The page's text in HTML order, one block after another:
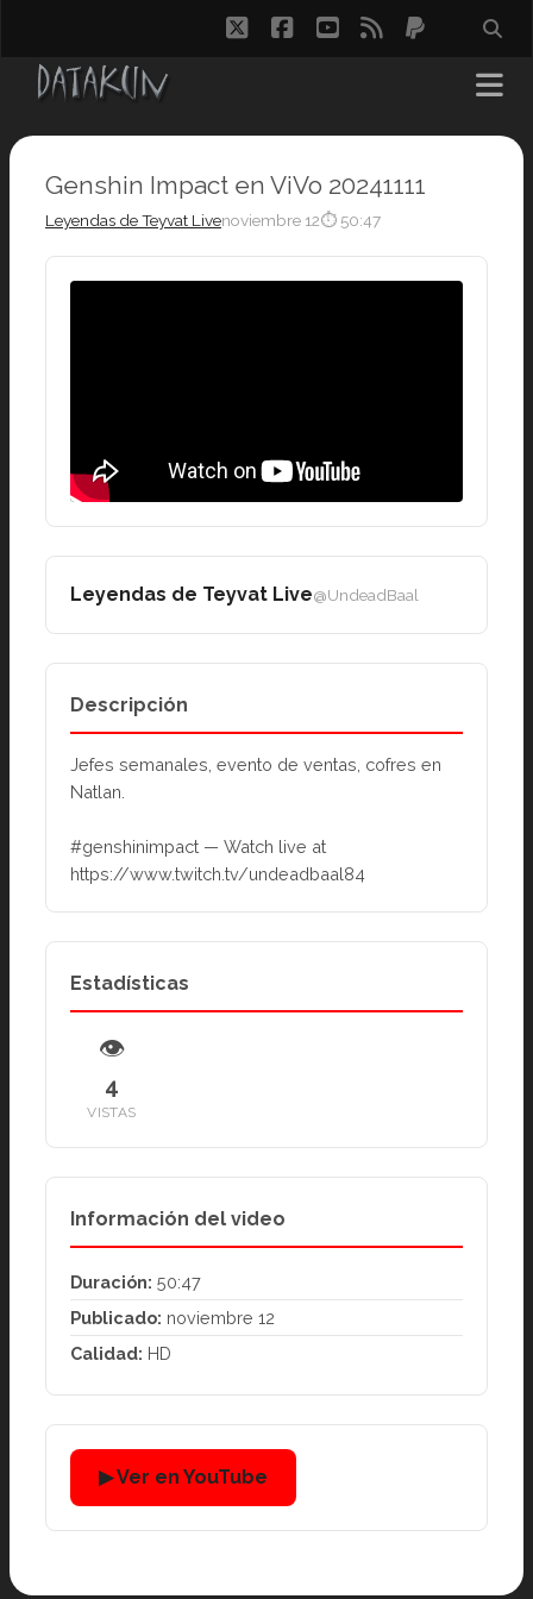
twitterfacebook
youtube
rss paypal
Genshin Impact en ViVo 20241111
Leyendas de Teyvat Livenoviembre 12⏱ 50:47
Leyendas de Teyvat Live@UndeadBaal
Descripción
Jefes semanales, evento de ventas, cofres en
Natlan.
#genshinimpact — Watch live at
https://www.twitch.tv/undeadbaal84
Estadísticas
👁
4
VISTAS
Información del video
Duración: 50:47
Publicado: noviembre 12
Calidad: HD
▶ Ver en YouTube